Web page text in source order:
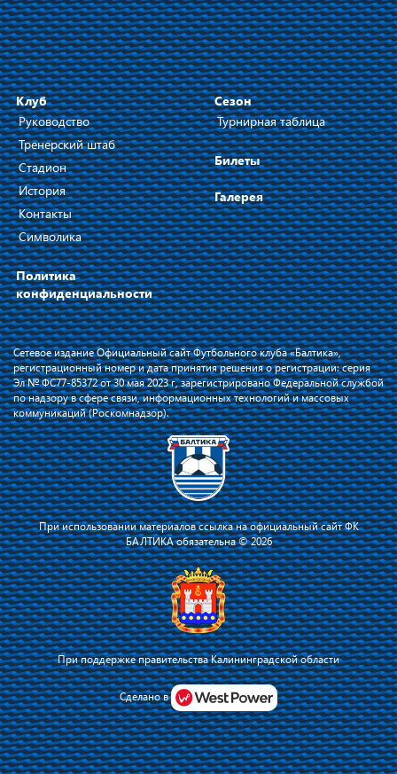
Я соглашаюсь с тем, что владелец сайта использует файлы cookie для
повышения удобства работы на сайте и сервис Яндекс.Метрика. Оставаясь
на сайте, я соглашаюсь сполитикой их применения.
Принять
Клуб
Руководство
Тренерский штаб
Стадион
История
Контакты
Символика
Политика
конфиденциальности
Сезон
Турнирная таблица
Билеты
Галерея
Сетевое издание Официальный сайт Футбольного клуба «Балтика»,
регистрационный номер и дата принятия решения о регистрации: серия
Эл № ФС77-85372 от 30 мая 2023 г, зарегистрировано Федеральной службой
по надзору в сфере связи, информационных технологий и массовых
коммуникаций (Роскомнадзор).
При использовании материалов ссылка на официальный сайт ФК
БАЛТИКА обязательна © 2026
При поддержке правительства Калининградской области
Сделано в